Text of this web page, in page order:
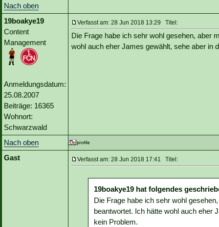
Nach oben
19boakye19
Content
Management
Anmeldungsdatum:
25.08.2007
Beiträge: 16365
Wohnort:
Schwarzwald
Verfasst am: 28 Jun 2018 13:29 Titel:
Die Frage habe ich sehr wohl gesehen, aber
wohl auch eher James gewählt, sehe aber in
Nach oben
Gast
Verfasst am: 28 Jun 2018 17:41 Titel:
19boakye19 hat folgendes
Die Frage habe ich sehr wohl
beantwortet. Ich hätte wohl auch eher
kein Problem.